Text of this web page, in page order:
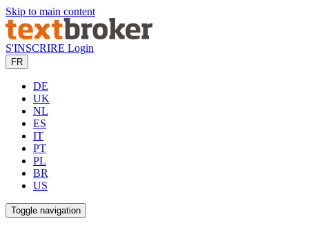
Skip to main content
S'INSCRIRE Login
FR
DE
UK
NL
ES
IT
PT
PL
BR
US
Toggle navigation